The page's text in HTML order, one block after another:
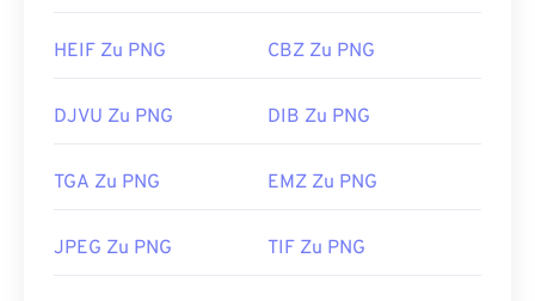
HEIF Zu PNG CBZ Zu PNG
DJVU Zu PNG DIB Zu PNG
TGA Zu PNG EMZ Zu PNG
JPEG Zu PNG TIF Zu PNG